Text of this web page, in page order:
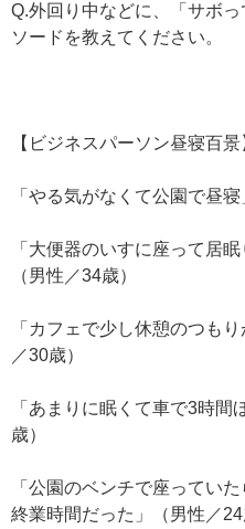
Q.外回り中などに、「サボ
ソードを教えてください。
【ビジネスパーソン昼寝百景
「やる気がなくて公園で昼寝
「大便器のいすに座って居
（男性／34歳）
「カフェで少し休憩のつも
／30歳）
「あまりに眠くて車で3時
歳）
「公園のベンチで座ってい
終業時間だった」（男性／24